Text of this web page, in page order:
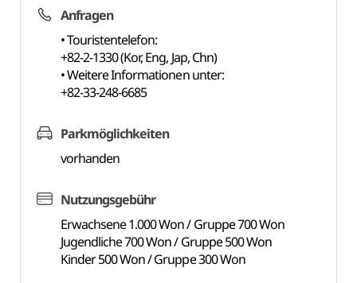
Anfragen
• Touristentelefon:
+82-2-1330 (Kor, Eng, Jap, Chn)
• Weitere Informationen unter:
+82-33-248-6685
Parkmöglichkeiten
vorhanden
Nutzungsgebühr
Erwachsene 1.000 Won / Gruppe 700 Won
Jugendliche 700 Won / Gruppe 500 Won
Kinder 500 Won / Gruppe 300 Won